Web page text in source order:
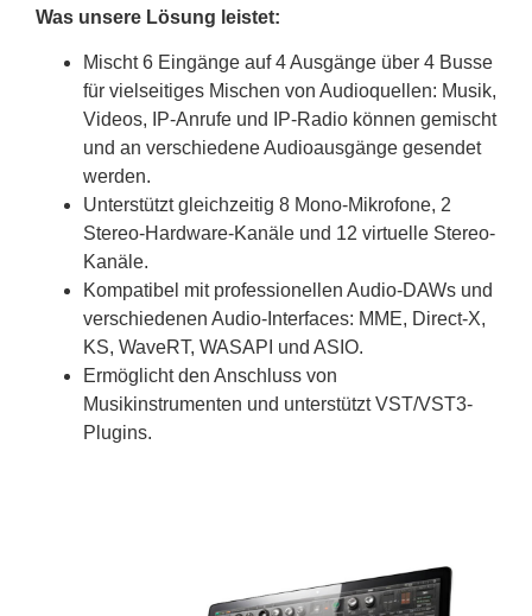
Was unsere Lösung leistet:
Mischt 6 Eingänge auf 4 Ausgänge über 4 Busse
für vielseitiges Mischen von Audioquellen: Musik,
Videos, IP-Anrufe und IP-Radio können gemischt
und an verschiedene Audioausgänge gesendet
werden.
Unterstützt gleichzeitig 8 Mono-Mikrofone, 2
Stereo-Hardware-Kanäle und 12 virtuelle Stereo-
Kanäle.
Kompatibel mit professionellen Audio-DAWs und
verschiedenen Audio-Interfaces: MME, Direct-X,
KS, WaveRT, WASAPI und ASIO.
Ermöglicht den Anschluss von
Musikinstrumenten und unterstützt VST/VST3-
Plugins.